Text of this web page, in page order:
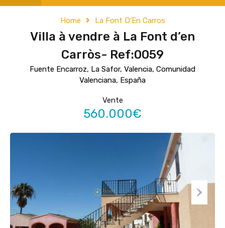
Home La Font D’En Carros
Villa à vendre à La Font d’en
Carròs- Ref:0059
Fuente Encarroz, La Safor, Valencia, Comunidad
Valenciana, España
Vente
560.000€